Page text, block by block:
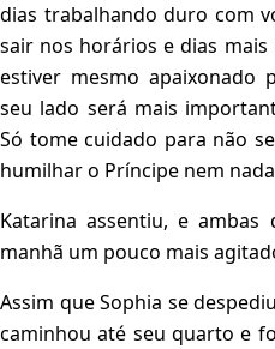
dias trabalhando duro com
sair nos horários e dias mais
estiver mesmo apaixonado
seu lado será mais
Só tome cuidado para não
humilhar o Príncipe nem
Katarina assentiu, e
manhã um pouco mais
Assim que Sophia se
caminhou até seu quarto e